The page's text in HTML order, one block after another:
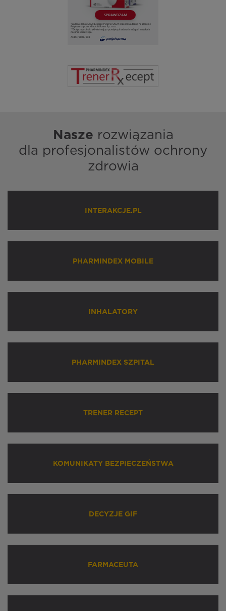
Nasze rozwiązania
dla profesjonalistów ochrony
zdrowia
INTERAKCJE.PL
PHARMINDEX MOBILE
INHALATORY
PHARMINDEX SZPITAL
TRENER RECEPT
KOMUNIKATY BEZPIECZEŃSTWA
DECYZJE GIF
FARMACEUTA